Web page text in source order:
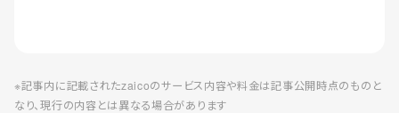
※記事内に記載されたzaicoのサービス内容や料金は記事公開時点のものと
なり、現行の内容とは異なる場合があります